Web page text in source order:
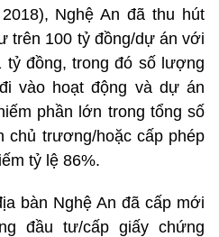
Nghệ An đã thu hút
trên 100 tỷ đồng/dự án với
tỷ đồng, trong đó số lượng
vào hoạt động và dự án
phần lớn trong tổng số
chủ trương/hoặc cấp phép
tỷ lệ 86%.
bàn Nghệ An đã cấp mới
đầu tư/cấp giấy chứng